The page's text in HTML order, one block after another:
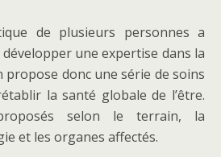
de plusieurs personnes a
une expertise dans la
propose donc une série de soins
la santé globale de l’être.
selon le terrain, la
et les organes affectés.